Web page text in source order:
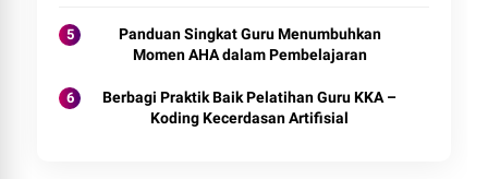
Panduan Singkat Guru Menumbuhkan
Momen AHA dalam Pembelajaran
Berbagi Praktik Baik Pelatihan Guru KKA –
Koding Kecerdasan Artifisial